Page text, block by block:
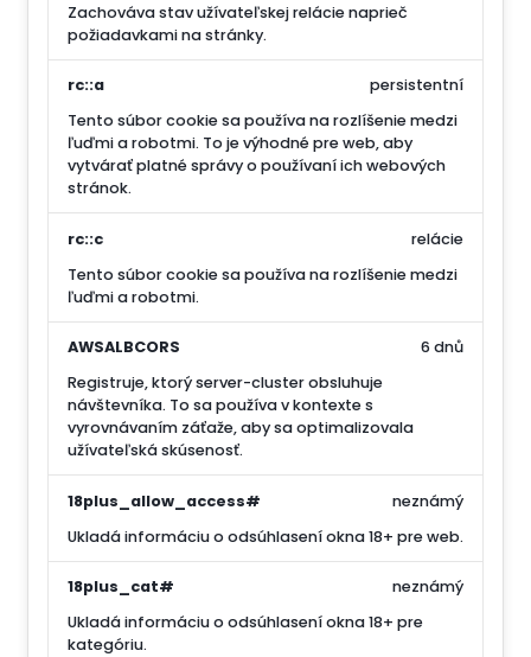
Zachováva stav užívateľskej relácie naprieč
požiadavkami na stránky.
rc::a
Tento súbor cookie sa používa na rozlíšenie medzi
ľuďmi a robotmi. To je výhodné pre web, aby
vytvárať platné správy o používaní ich webových
stránok.
persistentní
rc::c
Tento súbor cookie sa používa na rozlíšenie medzi
ľuďmi a robotmi.
relácie
AWSALBCORS
Registruje, ktorý server-cluster obsluhuje
návštevníka. To sa používa v kontexte s
vyrovnávaním záťaže, aby sa optimalizovala
užívateľská skúsenosť.
6 dnů
18plus_allow_access#
Ukladá informáciu o odsúhlasení okna 18+ pre web.
neznámý
18plus_cat#
Ukladá informáciu o odsúhlasení okna 18+ pre
kategóriu.
neznámý